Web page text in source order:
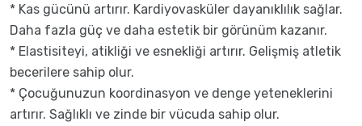
* Kas gücünü artırır. Kardiyovasküler dayanıklılık sağlar.
Daha fazla güç ve daha estetik bir görünüm kazanır.
* Elastisiteyi, atikliği ve esnekliği artırır. Gelişmiş atletik
becerilere sahip olur.
* Çocuğunuzun koordinasyon ve denge yeteneklerini
artırır. Sağlıklı ve zinde bir vücuda sahip olur.